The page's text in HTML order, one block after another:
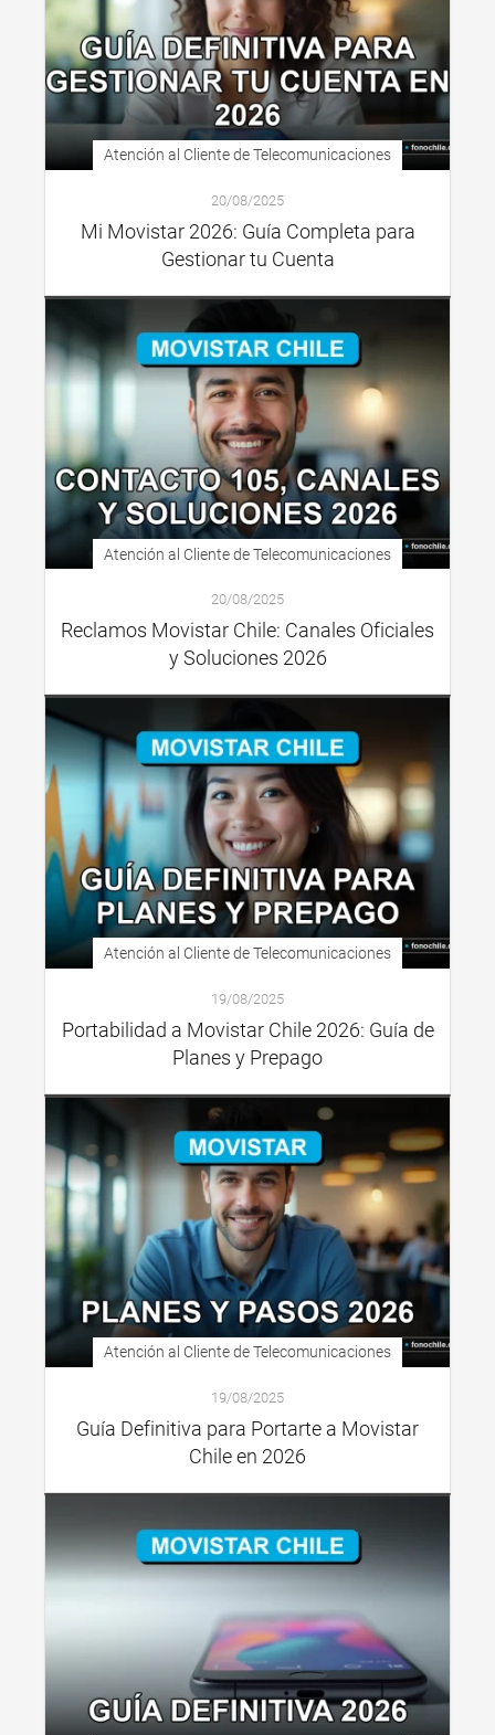
Atención al Cliente de Telecomunicaciones
20/08/2025
Mi Movistar 2026: Guía Completa para
Gestionar tu Cuenta
Atención al Cliente de Telecomunicaciones
20/08/2025
Reclamos Movistar Chile: Canales Oficiales
y Soluciones 2026
Atención al Cliente de Telecomunicaciones
19/08/2025
Portabilidad a Movistar Chile 2026: Guía de
Planes y Prepago
Atención al Cliente de Telecomunicaciones
19/08/2025
Guía Definitiva para Portarte a Movistar
Chile en 2026